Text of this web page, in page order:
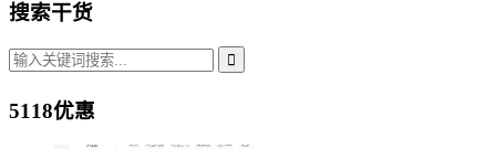
搜索干货
5118优惠